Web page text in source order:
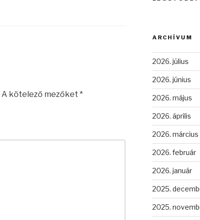
A kötelező mezőket *
ARCHÍVUM
2026. július
2026. június
2026. május
2026. április
2026. március
2026. február
2026. január
2025.
2025.